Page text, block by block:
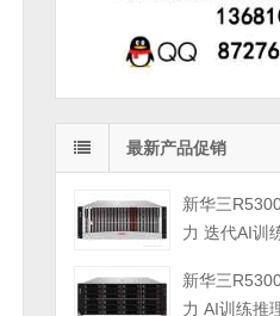
最新产品促销
新华三
力 迭代AI训
新华三
力 AI训练推